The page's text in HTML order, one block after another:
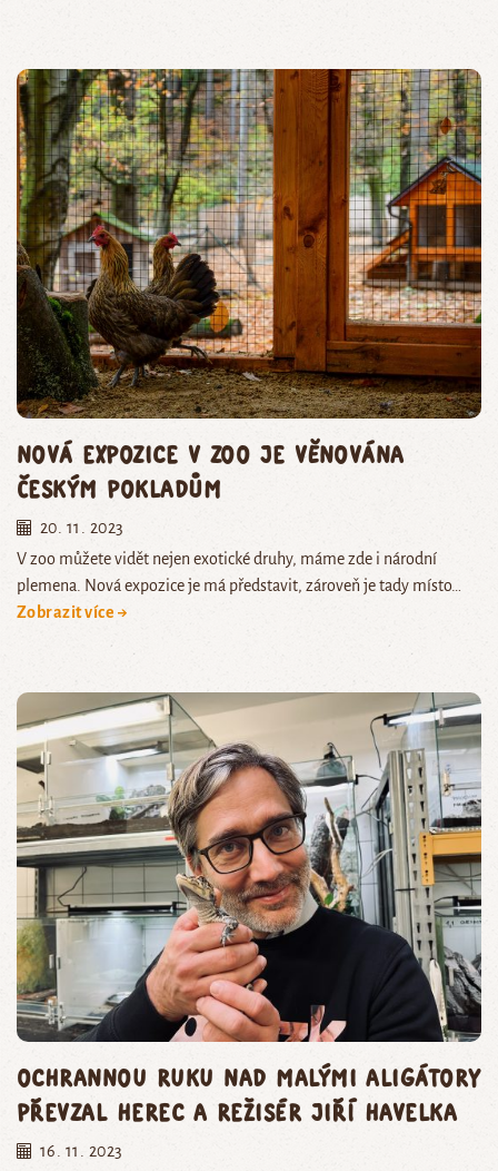
Nová expozice v zoo je věnována
českým pokladům
20. 11. 2023
V zoo můžete vidět nejen exotické druhy, máme zde i národní
plemena. Nová expozice je má představit, zároveň je tady místo…
Zobrazit více →
Ochrannou ruku nad malými aligátory
převzal herec a režisér Jiří Havelka
16. 11. 2023